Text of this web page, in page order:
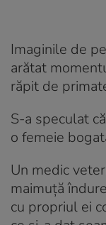
Imaginile de
arătat
răpit de
S-a speculat
o femeie
Un medic
maimuță
cu propriul ei